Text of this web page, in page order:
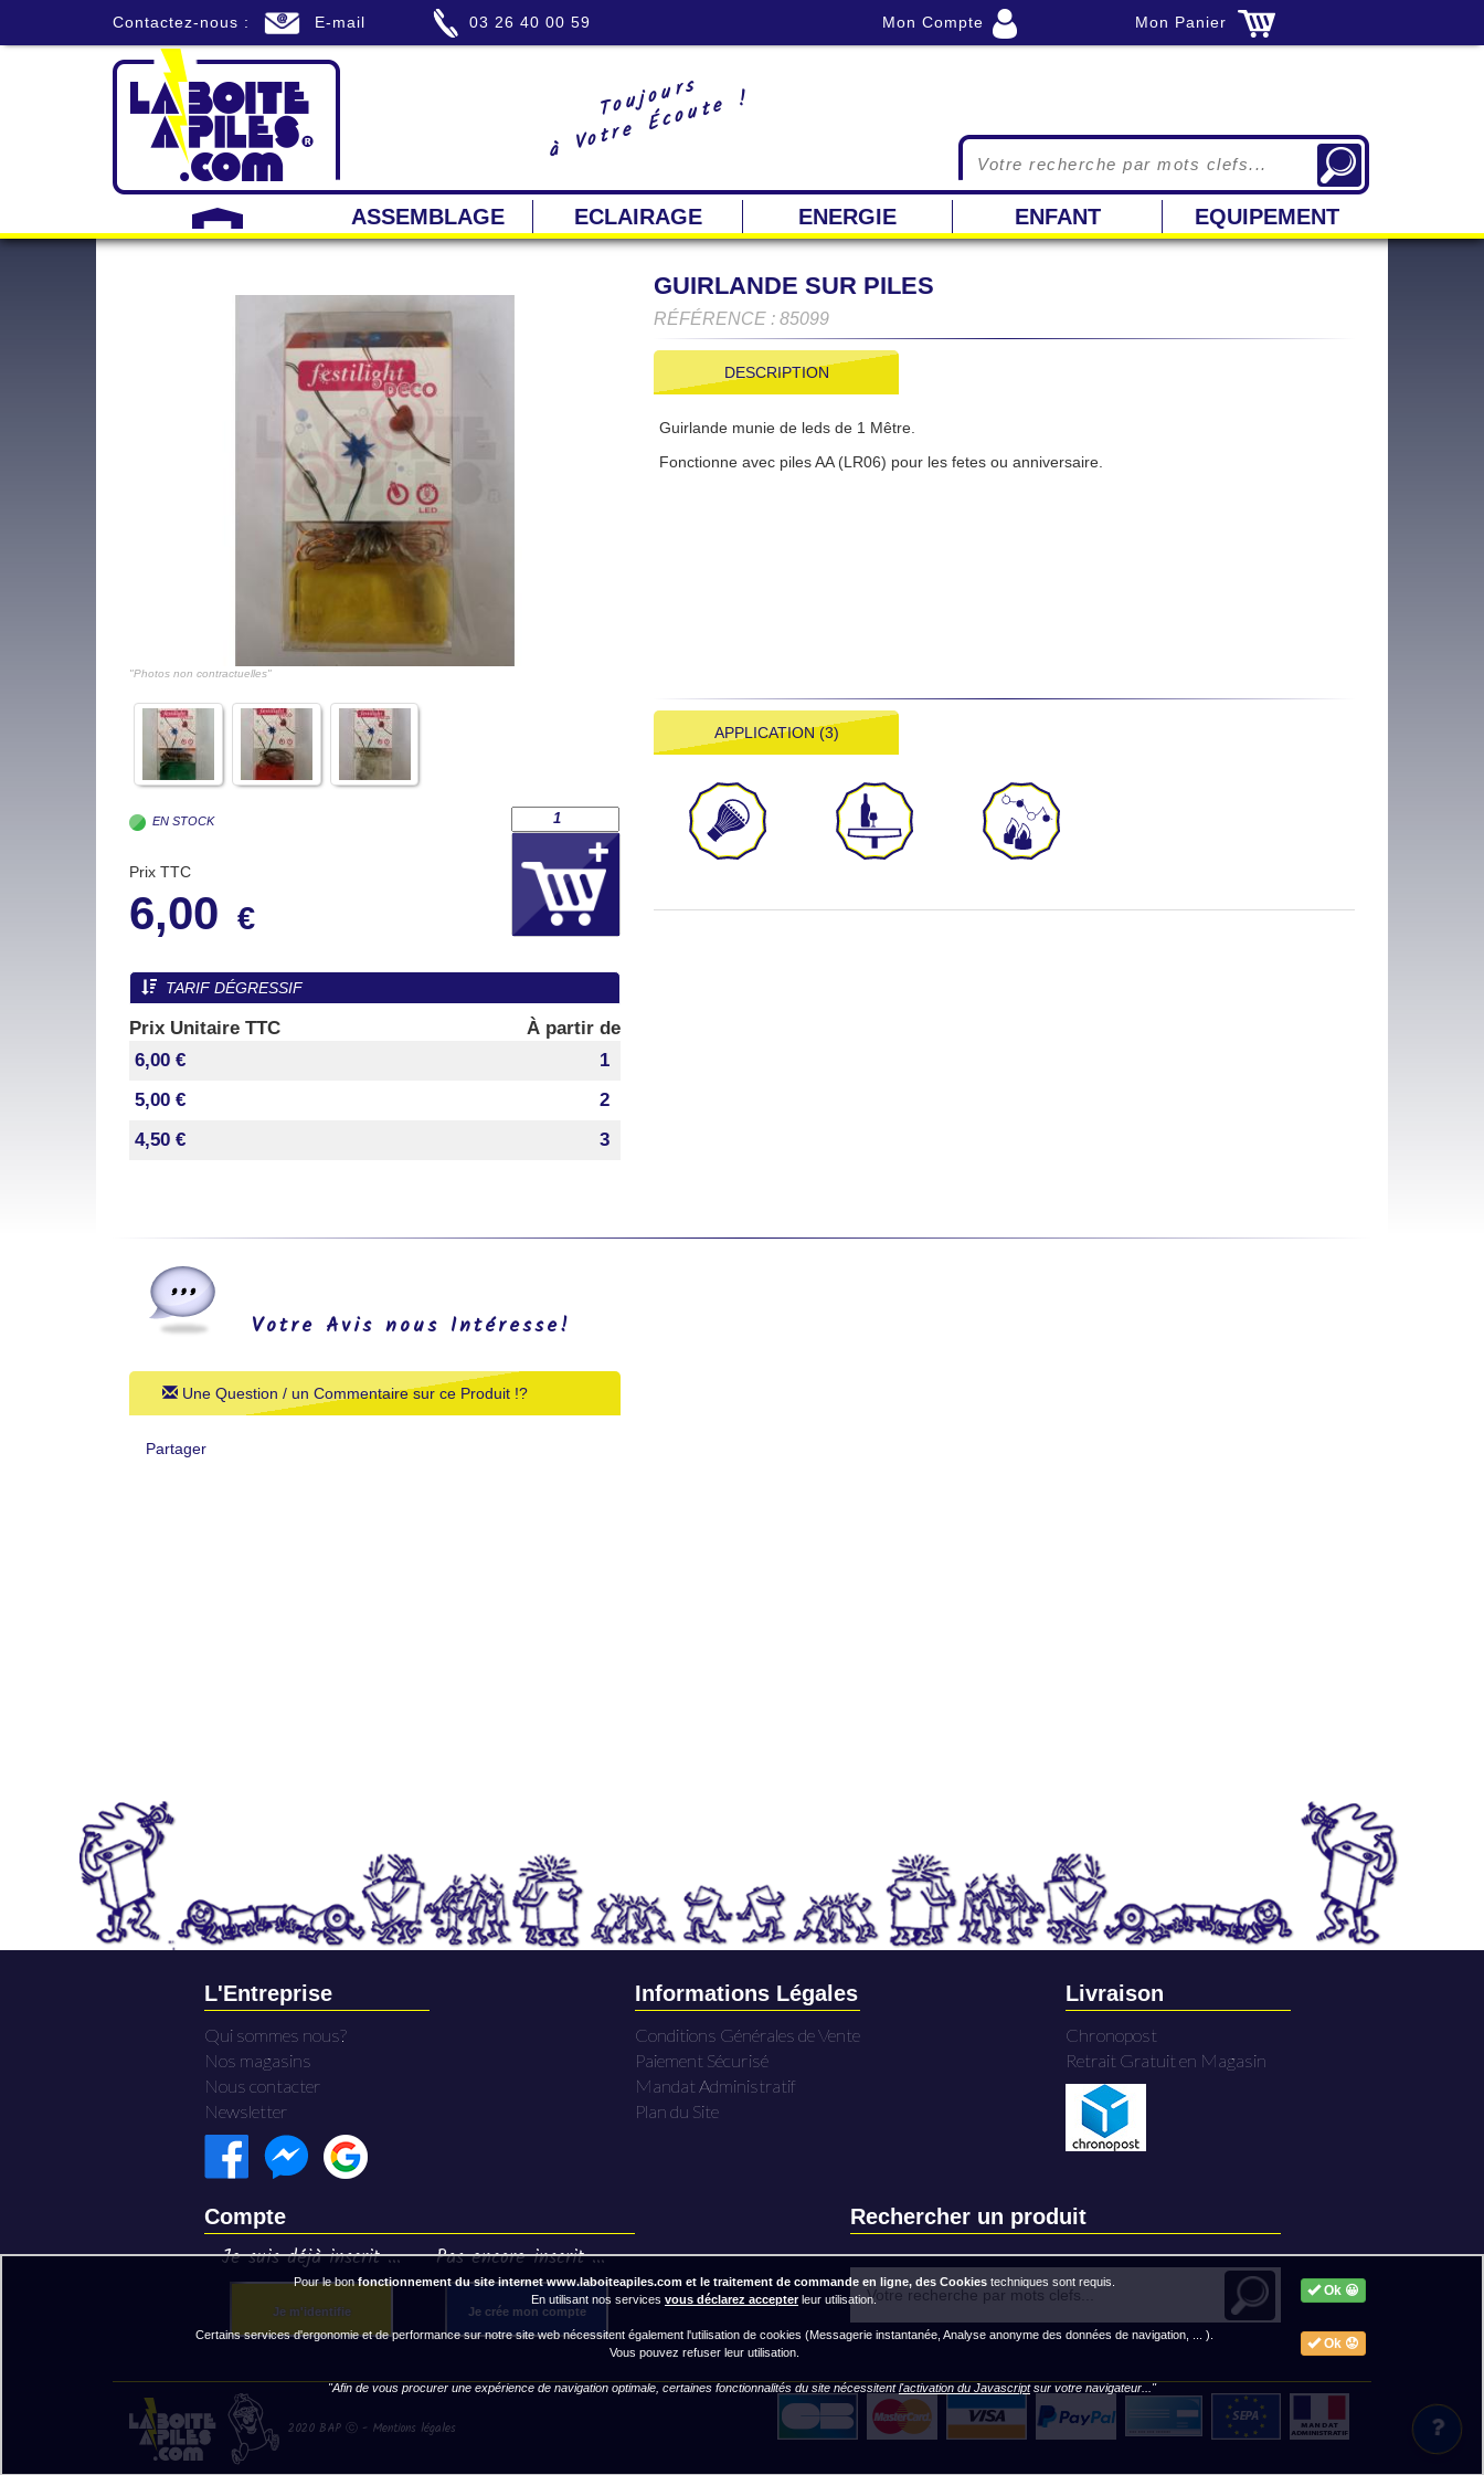
Contactez-nous : E-mail 03 26 40 00 59 Mon Compte Mon Panier
Toujours
à Votre Écoute !
ASSEMBLAGE ECLAIRAGE ENERGIE ENFANT EQUIPEMENT
GUIRLANDE SUR PILES
RÉFÉRENCE : 85099
"Photos non contractuelles"
EN STOCK
Prix TTC
6,00 €
TARIF DÉGRESSIF
Prix Unitaire TTC
À partir de
6,00 €
1
5,00 €
2
4,50 €
3
DESCRIPTION
Guirlande munie de leds de 1 Mêtre.
Fonctionne avec piles AA (LR06) pour les fetes ou anniversaire.
APPLICATION (3)
Votre Avis nous Intéresse!
Une Question / un Commentaire sur ce Produit !?
Partager
L'Entreprise
Qui sommes nous?
Nos magasins
Nous contacter
Newsletter
Informations Légales
Conditions Générales de Vente
Paiement Sécurisé
Mandat Administratif
Plan du Site
Livraison
Chronopost
Retrait Gratuit en Magasin
Compte
Je suis déjà inscrit ...
Je m'identifie
Pas encore inscrit ...
Je crée mon compte
Rechercher un produit
2020 BAP ⓒ - Mentions légales
Ok 😀
Pour le bonfonctionnement du site internet www.laboiteapiles.com et le traitement de commande en ligne, des Cookiestechniques sont requis.
En utilisant nos services vous déclarez accepterleur utilisation.
Ok 😟
Certains services d'ergonomie et de performance sur notre site web nécessitent également l'utilisation de cookies (Messagerie instantanée, Analyse anonyme des données de navigation, ... ).
Vous pouvez refuser leur utilisation.
"Afin de vous procurer une expérience de navigation optimale, certaines fonctionnalités du site nécessitentl'activation du Javascriptsur votre navigateur..."